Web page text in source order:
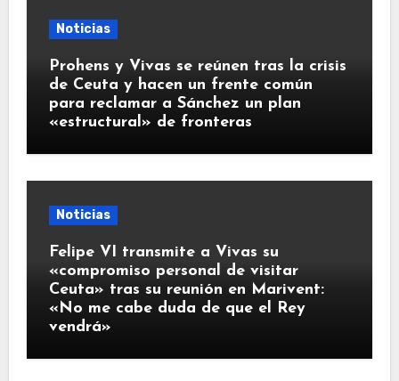
Noticias
Prohens y Vivas se reúnen tras la crisis
de Ceuta y hacen un frente común
para reclamar a Sánchez un plan
«estructural» de fronteras
Noticias
Felipe VI transmite a Vivas su
«compromiso personal de visitar
Ceuta» tras su reunión en Marivent:
«No me cabe duda de que el Rey
vendrá»